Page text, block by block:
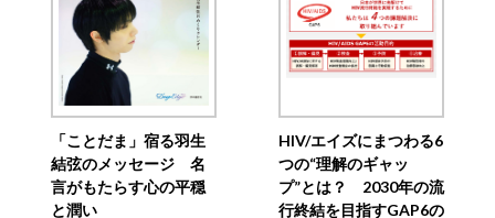
「ことだま」宿る羽生
結弦のメッセージ 名
言がもたらす心の平穏
と潤い
HIV/エイズにまつわる6
つの“理解のギャッ
プ”とは？ 2030年の流
行終結を目指すGAP6の